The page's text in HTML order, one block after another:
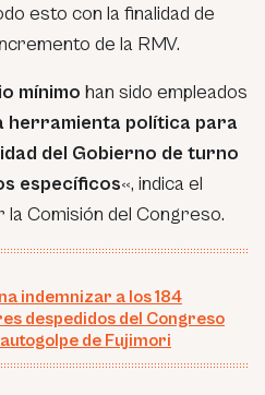
esto con la finalidad de
de la RMV.
mínimo han sido empleados
herramienta política para
del Gobierno de turno
específicos«, indica el
Comisión del Congreso.
indemnizar a los 184
despedidos del Congreso
de Fujimori